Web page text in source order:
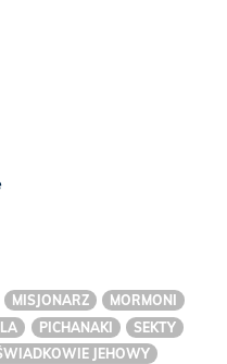
MISJONARZ
MORMONI
PICHANAKI
SEKTY
JEHOWY